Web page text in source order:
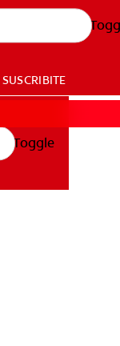
SUSCRIBITE
Toggle